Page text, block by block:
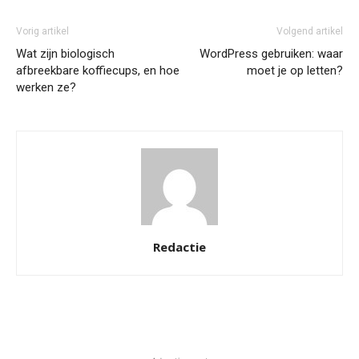
Vorig artikel
Wat zijn biologisch
afbreekbare koffiecups, en hoe
werken ze?
Volgend artikel
WordPress gebruiken: waar
moet je op letten?
Redactie